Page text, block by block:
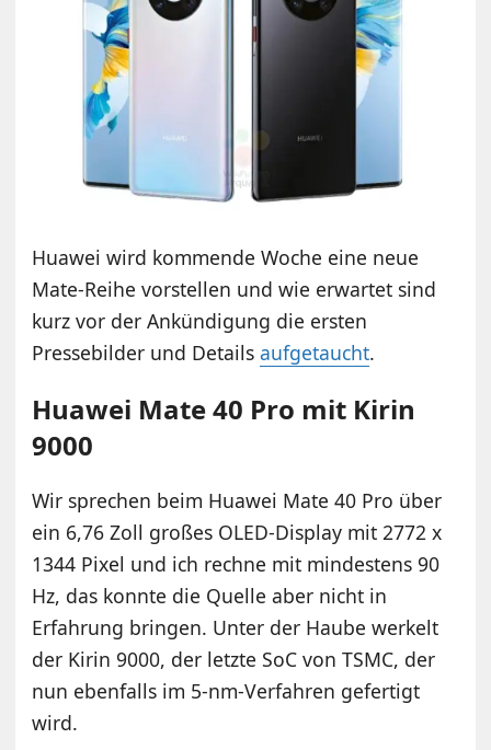
Huawei wird kommende Woche eine neue
Mate-Reihe vorstellen und wie erwartet sind
kurz vor der Ankündigung die ersten
Pressebilder und Detailsaufgetaucht.
Huawei Mate 40 Pro mit Kirin
9000
Wir sprechen beim Huawei Mate 40 Pro über
ein 6,76 Zoll großes OLED-Display mit 2772 x
1344 Pixel und ich rechne mit mindestens 90
Hz, das konnte die Quelle aber nicht in
Erfahrung bringen. Unter der Haube werkelt
der Kirin 9000, der letzte SoC von TSMC, der
nun ebenfalls im 5-nm-Verfahren gefertigt
wird.